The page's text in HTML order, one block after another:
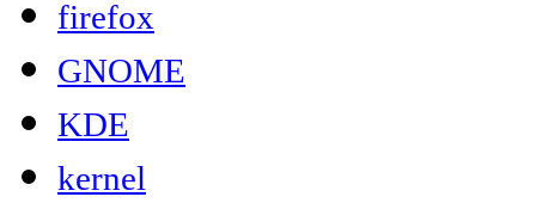
firefox
GNOME
KDE
kernel